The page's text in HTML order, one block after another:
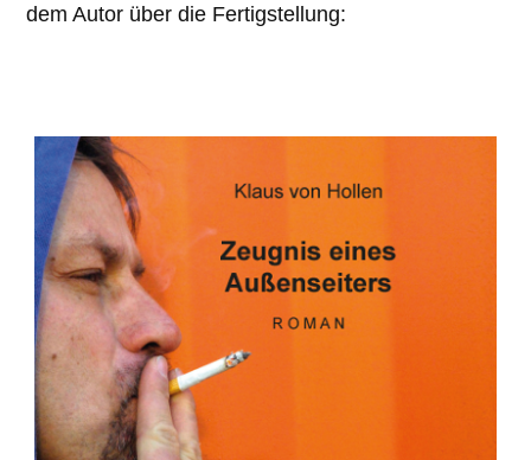
dem Autor über die Fertigstellung: